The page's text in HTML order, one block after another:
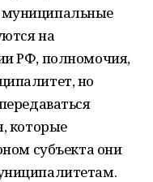
на
РФ, полномочия,
но
которые
субъекта они